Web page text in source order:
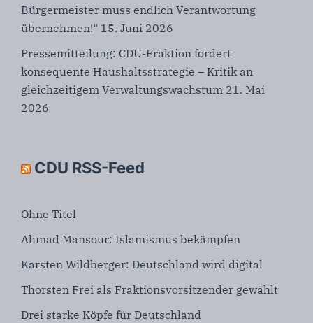
Bürgermeister muss endlich Verantwortung
übernehmen!“ 15. Juni 2026
Pressemitteilung: CDU-Fraktion fordert
konsequente Haushaltsstrategie – Kritik an
gleichzeitigem Verwaltungswachstum 21. Mai
2026
CDU RSS-Feed
Ohne Titel
Ahmad Mansour: Islamismus bekämpfen
Karsten Wildberger: Deutschland wird digital
Thorsten Frei als Fraktionsvorsitzender gewählt
Drei starke Köpfe für Deutschland